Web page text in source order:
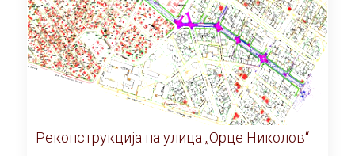
Реконструкција на улица „Орце Николов“